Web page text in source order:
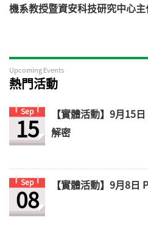
機系教授暨資安科技研究中心
Upcoming Events
熱門活動
Sep
15
【實體活動】9月15
解密
Sep
08 【實體活動】9月8日